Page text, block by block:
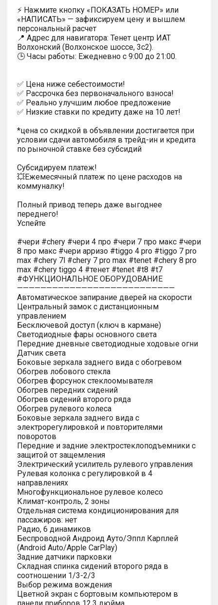
⚡ Нажмите кнопку «ПОКАЗАТЬ НОМЕР» или
«НАПИСАТЬ» — зафиксируем цену и вышлем
персональный расчет
📍 Адрес для навигатора: Тенет центр ИАТ
Волхонский (Волхонское шоссе, 3с2).
🕒 Часы работы: Ежедневно с 9:00 до 21:00.
✅ Цена ниже себестоимости!
✅ Рассрочка без первоначального взноса!
✅ Реально улучшим любое предложение
✅ Низкие ставки по кредиту даже на 10 лет!
*цена со скидкой в объявлении достигается при
условии сдачи автомобиля в трейд-ин и кредита
по рыночной ставке без субсидий
Субсидируем платеж!
💥Ежемесячный платеж по цене расходов на
коммуналку!
Полный привод теперь даже выгоднее
переднего!
Успейте
#чери #chery #чери 4 про #чери 7 про макс #чери
8 про макс #чери арризо #tiggo 4 pro #tiggo 7 pro
max #chery 7l #chery 7 pro max #tenet #chery 8 pro
max #chery tiggo 4 #тенет #tenet #t8 #t7
#ФУНКЦИОНАЛЬНОЕ ОБОРУДОВАНИЕ
———————————————————————————
Автоматическое запирание дверей на скорости
Центральный замок с дистанционным
управлением
Бесключевой доступ (ключ в кармане)
Светодиодные фары основного света
Передние дневные светодиодные ходовые огни
Датчик света
Боковые зеркала заднего вида с обогревом
Обогрев лобового стекла
Обогрев форсунок стеклоомывателя
Обогрев передних сидений
Обогрев сидений второго ряда
Обогрев рулевого колеса
Боковые зеркала заднего вида с
электрорегулировкой и повторителями
поворотов
Передние и задние электростеклоподъемники с
защитой от защемления
Электрический усилитель рулевого управления
Рулевая колонка с регулировкой в 4
направлениях
Многофункциональное рулевое колесо
Климат-контроль, 2 зоны
Отдельная система кондиционирования для
пассажиров: нет
Радио, 6 динамиков
Беспроводной Андроид Ауто/Эппл Карплей
(Android Auto/Apple CarPlay)
Задние датчики парковки
Складная спинка сидений второго ряда в
соотношении 1/3-2/3
Выбор режима вождения
Цветной экран с бортовым компьютером в
панели приборов 12.3 дюйма